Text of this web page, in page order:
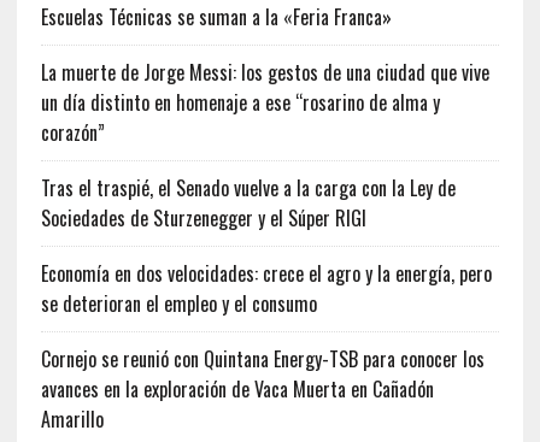
Escuelas Técnicas se suman a la «Feria Franca»
La muerte de Jorge Messi: los gestos de una ciudad que vive
un día distinto en homenaje a ese “rosarino de alma y
corazón”
Tras el traspié, el Senado vuelve a la carga con la Ley de
Sociedades de Sturzenegger y el Súper RIGI
Economía en dos velocidades: crece el agro y la energía, pero
se deterioran el empleo y el consumo
Cornejo se reunió con Quintana Energy-TSB para conocer los
avances en la exploración de Vaca Muerta en Cañadón
Amarillo